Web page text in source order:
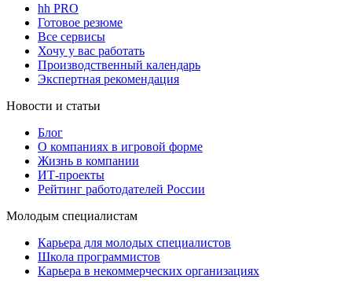
hh PRO
Готовое резюме
Все сервисы
Хочу у вас работать
Производственный календарь
Экспертная рекомендация
Новости и статьи
Блог
О компаниях в игровой форме
Жизнь в компании
ИТ-проекты
Рейтинг работодателей России
Молодым специалистам
Карьера для молодых специалистов
Школа программистов
Карьера в некоммерческих организациях